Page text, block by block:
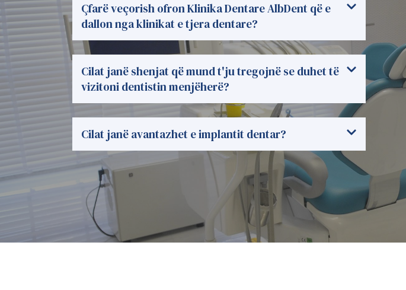
Çfarë veçorish ofron Klinika Dentare AlbDent që e
dallon nga klinikat e tjera dentare?
Cilat janë shenjat që mund t'ju tregojnë se duhet të
vizitoni dentistin menjëherë?
Cilat janë avantazhet e implantit dentar?